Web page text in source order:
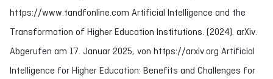
https://www.tandfonline.com Artificial Intelligence and the
Transformation of Higher Education Institutions. (2024). arXiv.
Abgerufen am 17. Januar 2025, von https://arxiv.org Artificial
Intelligence for Higher Education: Benefits and Challenges for